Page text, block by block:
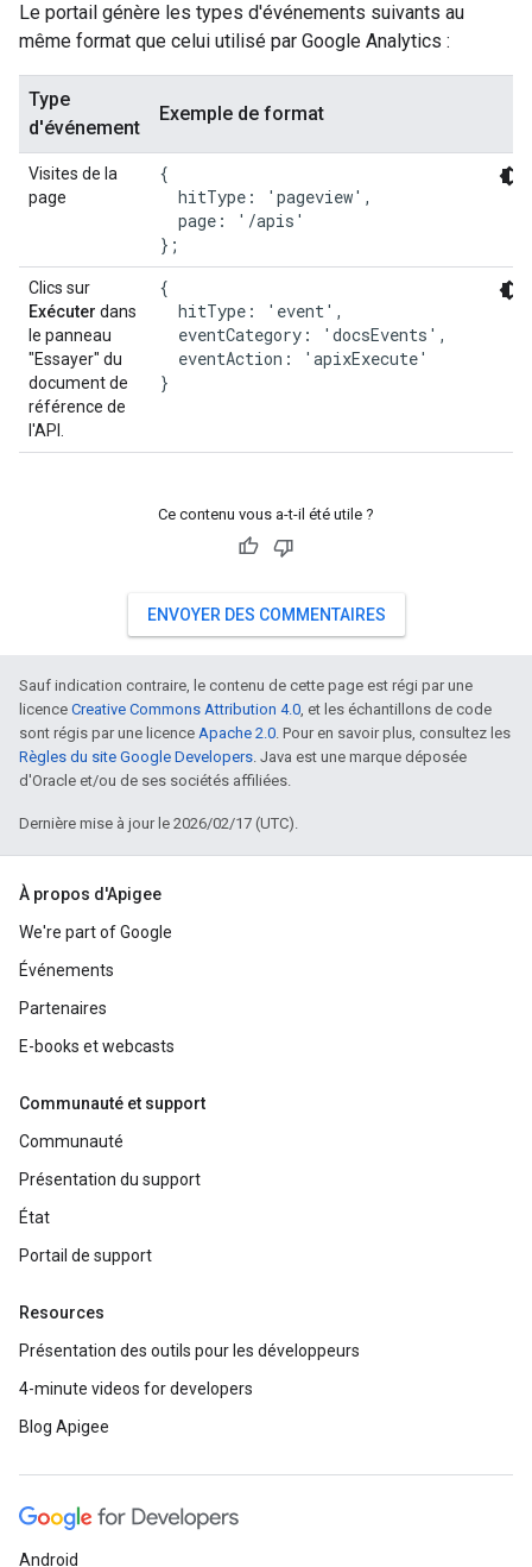
Le portail génère les types d'événements suivants au
même format que celui utilisé par Google Analytics :
Type
d'événement
Exemple de format
Visites de la
page
{
hitType: 'pageview',
page: '/apis'
Clics sur
Exécuter dans
le panneau
"Essayer" du
document de
référence de
l'API.
{
hitType: 'event',
eventCategory: 'docsEvents',
eventAction: 'apixExecute'
}
Ce contenu vous a-t-il été utile ?
ENVOYER DES COMMENTAIRES
Sauf indication contraire, le contenu de cette page est régi par une
licence Creative Commons Attribution 4.0, et les échantillons de code
sont régis par une licence Apache 2.0. Pour en savoir plus, consultez les
Règles du site Google Developers. Java est une marque déposée
d'Oracle et/ou de ses sociétés affiliées.
Dernière mise à jour le 2026/02/17 (UTC).
À propos d'Apigee
We're part of Google
Événements
Partenaires
E-books et webcasts
Communauté et support
Communauté
Présentation du support
État
Portail de support
Resources
Présentation des outils pour les développeurs
4-minute videos for developers
Blog Apigee
Android